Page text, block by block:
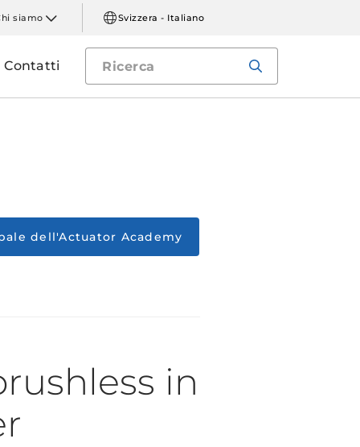
siamo Svizzera - Italiano
Contatti
dell'Actuator Academy
in